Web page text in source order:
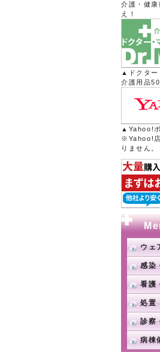
介護・健
え！
▲ドクター
介護用品
▲Yahoo!
※Yahoo!店
りません。
ウェ
感染
看護
処置
診察
病棟